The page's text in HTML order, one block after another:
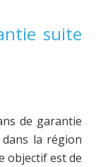
suite
de garantie
la région
objectif est de